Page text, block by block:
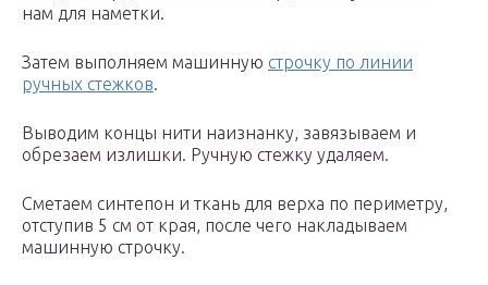
нам для наметки.
Затем выполняем машинную строчку по линии
ручных стежков.
Выводим концы нити наизнанку, завязываем и
обрезаем излишки. Ручную стежку удаляем.
Сметаем синтепон и ткань для верха по периметру,
отступив 5 см от края, после чего накладываем
машинную строчку.